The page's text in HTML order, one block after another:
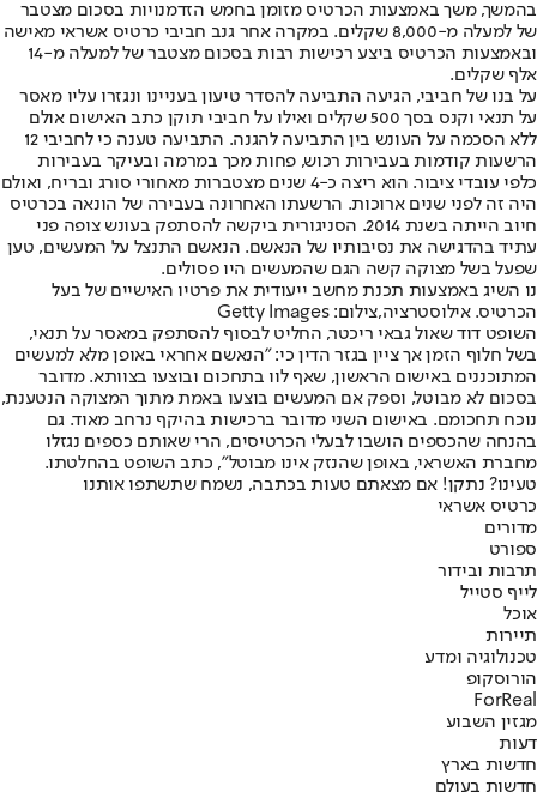
בהמשך, משך באמצעות הכרטיס מזומן בחמש הזדמנויות בסכום מצטבר
של למעלה מ-8,000 שקלים. במקרה אחר גנב חביבי כרטיס אשראי מאישה
ובאמצעות הכרטיס ביצע רכישות רבות בסכום מצטבר של למעלה מ-14
אלף שקלים.
על בנו של חביבי, הגיעה התביעה להסדר טיעון בעניינו ונגזרו עליו מאסר
על תנאי וקנס בסך 500 שקלים ואילו על חביבי תוקן כתב האישום אולם
ללא הסכמה על העונש בין התביעה להגנה. התביעה טענה כי לחביבי 12
הרשעות קודמות בעבירות רכוש, פחות מכך במרמה ובעיקר בעבירות
כלפי עובדי ציבור. הוא ריצה כ-4 שנים מצטברות מאחורי סורג ובריח, ואולם
היה זה לפני שנים ארוכות. הרשעתו האחרונה בעבירה של הונאה בכרטיס
חיוב הייתה בשנת 2014. הסניגורית ביקשה להסתפק בעונש צופה פני
עתיד בהדגישה את נסיבותיו של הנאשם. הנאשם התנצל על המעשים, טען
שפעל בשל מצוקה קשה הגם שהמעשים היו פסולים.
נו השיג באמצעות תכנת מחשב ייעודית את פרטיו האישיים של בעל
הכרטיס. אילוסטרציה,צילום: Getty Images
השופט דוד שאול גבאי ריכטר, החליט לבסוף להסתפק במאסר על תנאי,
בשל חלוף הזמן אך ציין בגזר הדין כי: "הנאשם אחראי באופן מלא למעשים
המתוכננים באישום הראשון, שאף לוו בתחכום ובוצעו בצוותא. מדובר
בסכום לא מבוטל, וספק אם המעשים בוצעו באמת מתוך המצוקה הנטענת,
נוכח תחכומם. באישום השני מדובר ברכישות בהיקף נרחב מאוד. גם
בהנחה שהכספים הושבו לבעלי הכרטיסים, הרי שאותם כספים נגזלו
מחברת האשראי, באופן שהנזק אינו מבוטל", כתב השופט בהחלטתו.
טעינו? נתקן! אם מצאתם טעות בכתבה, נשמח שתשתפו אותנו
כרטיס אשראי
מדורים
ספורט
תרבות ובידור
לייף סטייל
אוכל
תיירות
טכנולוגיה ומדע
הורוסקופ
ForReal
מגזין השבוע
דעות
חדשות בארץ
חדשות בעולם